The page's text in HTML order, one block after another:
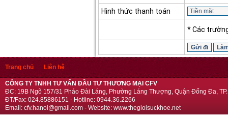
Hình thức thanh toán
* Các
Trang chủ Liên hệ
CÔNG TY TNHH TƯ VẤN ĐẦU TƯ THƯƠNG MẠI CFV
ĐC: 19B Ngõ 157/31 Pháo Đài Láng, Phường Láng Thượng, Quận Đống Đa,
ĐT/Fax: 024.85886151 - Hotline: 0944.36.2266
Email: cfv.hanoi@gmail.com - Website: www.thegioisuckhoe.net